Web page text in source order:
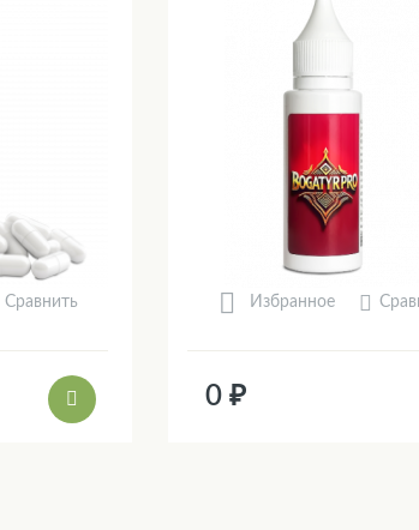
Сравнить Избранное
0 ₽